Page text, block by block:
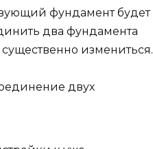
фундамент будет
два фундамента
измениться.
двух